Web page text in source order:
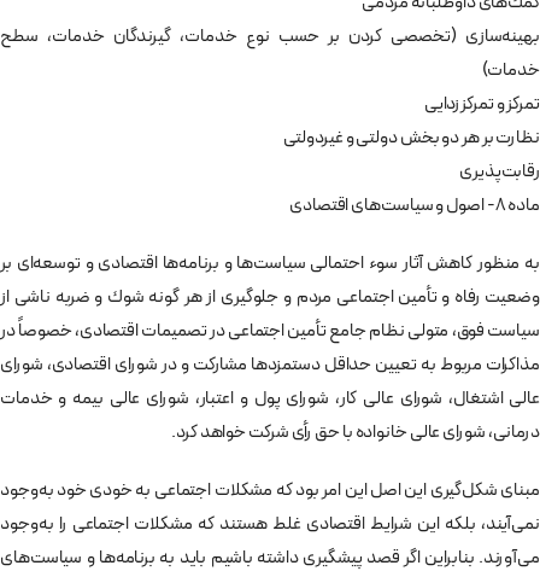
بهينه‌سازی (تخصصی كردن بر حسب نوع خدمات،‌ گيرندگان خدمات، سطح
خدمات)
تمركز و تمركززدايی
نظارت بر هر دو بخش دولتی و غيردولتی
رقابت‌پذيری
ماده 8- اصول و سياست‌های اقتصادی
به منظور كاهش آثار سوء احتمالی سياست‌ها و برنامه‌ها اقتصادی و توسعه‌ای بر
وضعيت رفاه و تأمين اجتماعی مردم و جلوگيری از هر گونه شوك و ضربه ناشی از
سياست فوق، متولی نظام جامع تأمين اجتماعی در تصميمات اقتصادی، ‌خصوصاً ‌در
مذاكرات مربوط به تعيين حداقل دستمزدها مشاركت و در شورای اقتصادی، شورای
عالی اشتغال، شورای عالی كار، شورای پول و اعتبار، شورای عالی بيمه و خدمات
درمانی، ‌شورای عالی خانواده با حق رأی شركت خواهد كرد.
مبنای شكل‌گيری اين اصل اين امر بود كه مشكلات اجتماعی به خودی خود به‌وجود
نمی‌آيند، بلكه اين شرايط اقتصادی غلط هستند كه مشكلات اجتماعی را به‌وجود
می‌آورند. بنابراين اگر قصد پيشگيری داشته باشيم بايد به برنامه‌ها و سياست‌های